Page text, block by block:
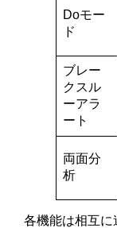
Doモー
ド
ブレー
クスル
ーアラ
ート
両面分
析
各機能は相互に